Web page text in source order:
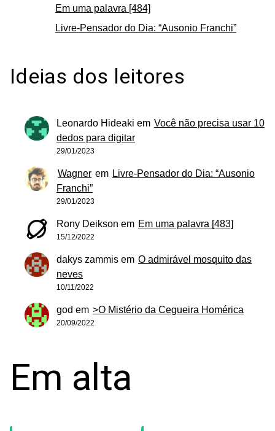
Em uma palavra [484]
Livre-Pensador do Dia: “Ausonio Franchi”
Ideias dos leitores
Leonardo Hideaki em Você não precisa usar 10
dedos para digitar
29/01/2023
Wagner em Livre-Pensador do Dia: “Ausonio
Franchi”
29/01/2023
Rony Deikson em Em uma palavra [483]
15/12/2022
dakys zammis em O admirável mosquito das
neves
10/11/2022
god em >O Mistério da Cegueira Homérica
20/09/2022
Em alta